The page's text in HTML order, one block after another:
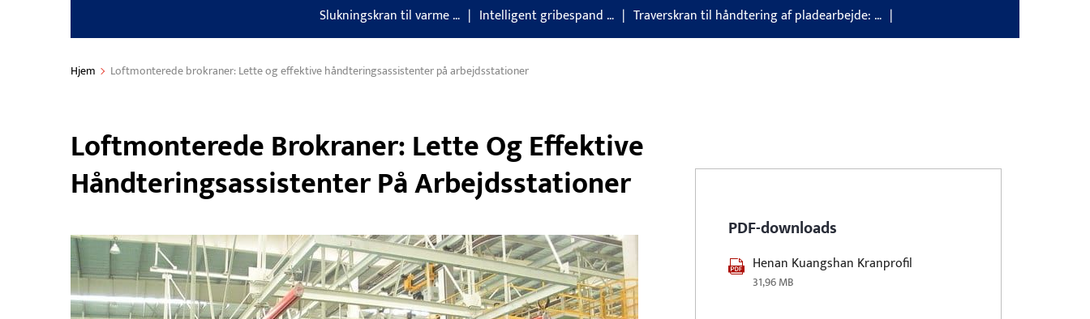
Slukningskran til varme …
Intelligent gribespand … Traverskran til håndtering af pladearbejde: …
Hjem Loftmonterede brokraner: Lette og effektive håndteringsassistenter på arbejdsstationer
Loftmonterede Brokraner: Lette Og Effektive
Håndteringsassistenter På Arbejdsstationer
PDF-downloads
Henan Kuangshan Kranprofil
31,96 MB